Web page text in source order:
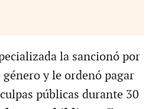
la sancionó por
y le ordenó pagar
públicas durante 30